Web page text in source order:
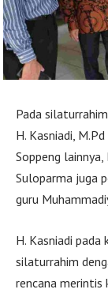
Pada
H. Kasniadi,
Soppeng lainnya,
Suloparma juga
guru
H. Kasniadi
silaturrahim
rencana merintis